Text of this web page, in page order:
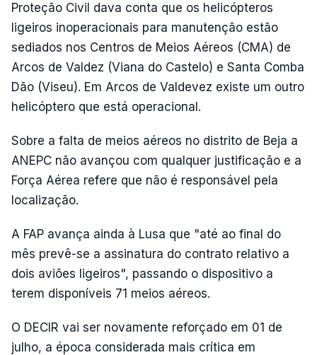
Proteção Civil dava conta que os helicópteros
ligeiros inoperacionais para manutenção estão
sediados nos Centros de Meios Aéreos (CMA) de
Arcos de Valdez (Viana do Castelo) e Santa Comba
Dão (Viseu). Em Arcos de Valdevez existe um outro
helicóptero que está operacional.
Sobre a falta de meios aéreos no distrito de Beja a
ANEPC não avançou com qualquer justificação e a
Força Aérea refere que não é responsável pela
localização.
A FAP avança ainda à Lusa que "até ao final do
mês prevê-se a assinatura do contrato relativo a
dois aviões ligeiros", passando o dispositivo a
terem disponíveis 71 meios aéreos.
O DECIR vai ser novamente reforçado em 01 de
julho, a época considerada mais crítica em